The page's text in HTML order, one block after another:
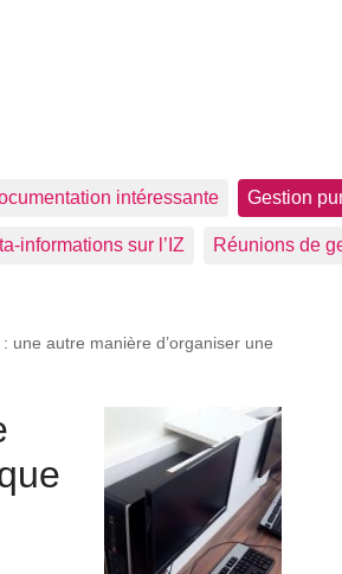
intéressante Gestion
informations sur l’IZ Réunions de
une autre manière d’organiser une